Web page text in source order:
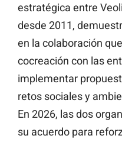
estratégica entre
desde 2011,
en la colaboración
cocreación con las
implementar
retos sociales y
En 2026, las dos
su acuerdo para